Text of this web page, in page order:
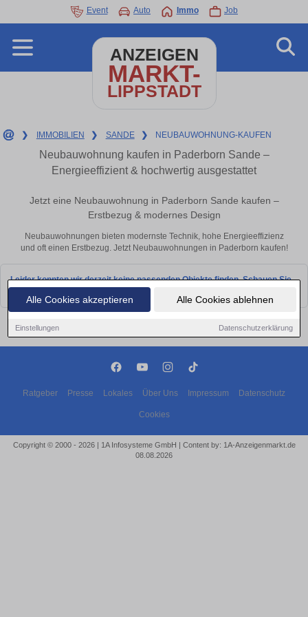
Alle Cookies akzeptieren Alle Cookies ablehnen
Einstellungen Datenschutzerklärung
Event Auto Immo Job
ANZEIGEN
MARKT-
LIPPSTADT
❯ IMMOBILIEN ❯ SANDE ❯ NEUBAUWOHNUNG-KAUFEN
Neubauwohnung kaufen in Paderborn Sande –
Energieeffizient & hochwertig ausgestattet
Jetzt eine Neubauwohnung in Paderborn Sande kaufen –
Erstbezug & modernes Design
Neubauwohnungen bieten modernste Technik, hohe Energieeffizienz
und oft einen Erstbezug. Jetzt Neubauwohnungen in Paderborn kaufen!
Leider konnten wir derzeit keine passenden Objekte finden. Schauen Sie
Ratgeber Presse Lokales Über Uns Impressum Datenschutz
Cookies
Copyright © 2000 - 2026 | 1A Infosysteme GmbH | Content by: 1A-Anzeigenmarkt.de
08.08.2026